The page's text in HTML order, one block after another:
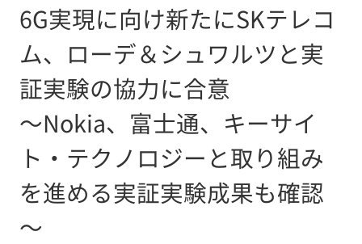
6G実現に向け新たにSKテレコ
ム、ローデ＆シュワルツと実
証実験の協力に合意
～Nokia、富士通、キーサイ
ト・テクノロジーと取り組み
を進める実証実験成果も確認
～